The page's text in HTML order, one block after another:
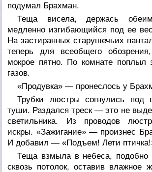
подумал Брахман.
Теща висела, держась
медленно изгибающийся под ее
На застиранных старушечьих
теперь для всеобщего
мокрое пятно. По комнате поплыл
газов.
«Продувка» — пронеслось у
Трубки люстры согнулись под
туши. Раздался треск — это не
светильника. Из проводов
искры. «Зажигание» — произнес
И добавил — «Подъем! Лети
Теща взмыла в небеса, подобно
сквозь потолок, оставив влажное